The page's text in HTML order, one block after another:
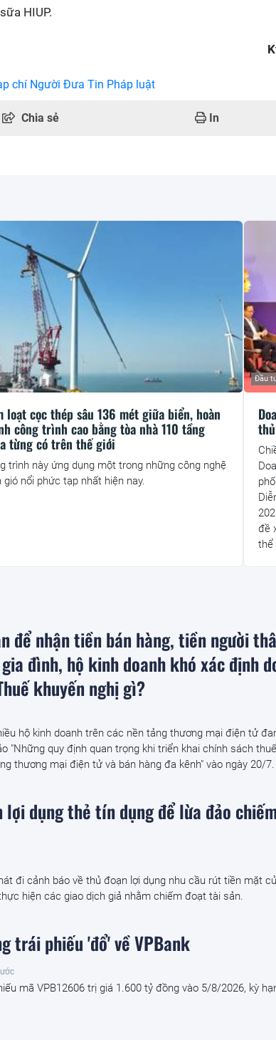
HIUP.
chí Người Đưa Tin Pháp luật
Chia sẻ In
loạt cọc thép sâu 136 mét giữa biển, hoàn
công trình cao bằng tòa nhà 110 tầng
từng có trên thế giới
trình này ứng dụng một trong những công nghệ
gió nổi phức tạp nhất hiện nay.
Đầu
đề
thể
để nhận tiền bán hàng, tiền người
đình, hộ kinh doanh khó xác định
khuyến nghị gì?
hộ kinh doanh trên các nền tảng thương mại điện tử
"Những quy định quan trọng khi triển khai chính sách
thương mại điện tử và bán hàng đa kênh" vào ngày 20/7.
lợi dụng thẻ tín dụng để lừa đảo
đi cảnh báo về thủ đoạn lợi dụng nhu cầu rút tiền mặt
hiện các giao dịch giả nhằm chiếm đoạt tài sản.
trái phiếu 'đổ' về VPBank
mã VPB12606 trị giá 1.600 tỷ đồng vào 5/8/2026, kỳ